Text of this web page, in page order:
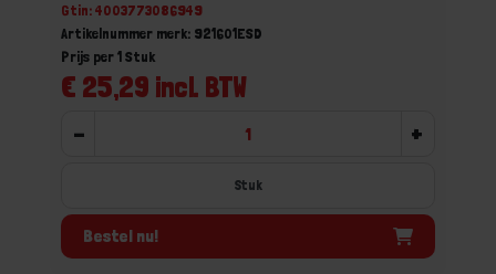
Gtin: 4003773086949
Artikelnummer merk: 921601ESD
€ 25,29 incl. BTW
Prijs per 1 Stuk
- +
Stuk
Bestel nu!